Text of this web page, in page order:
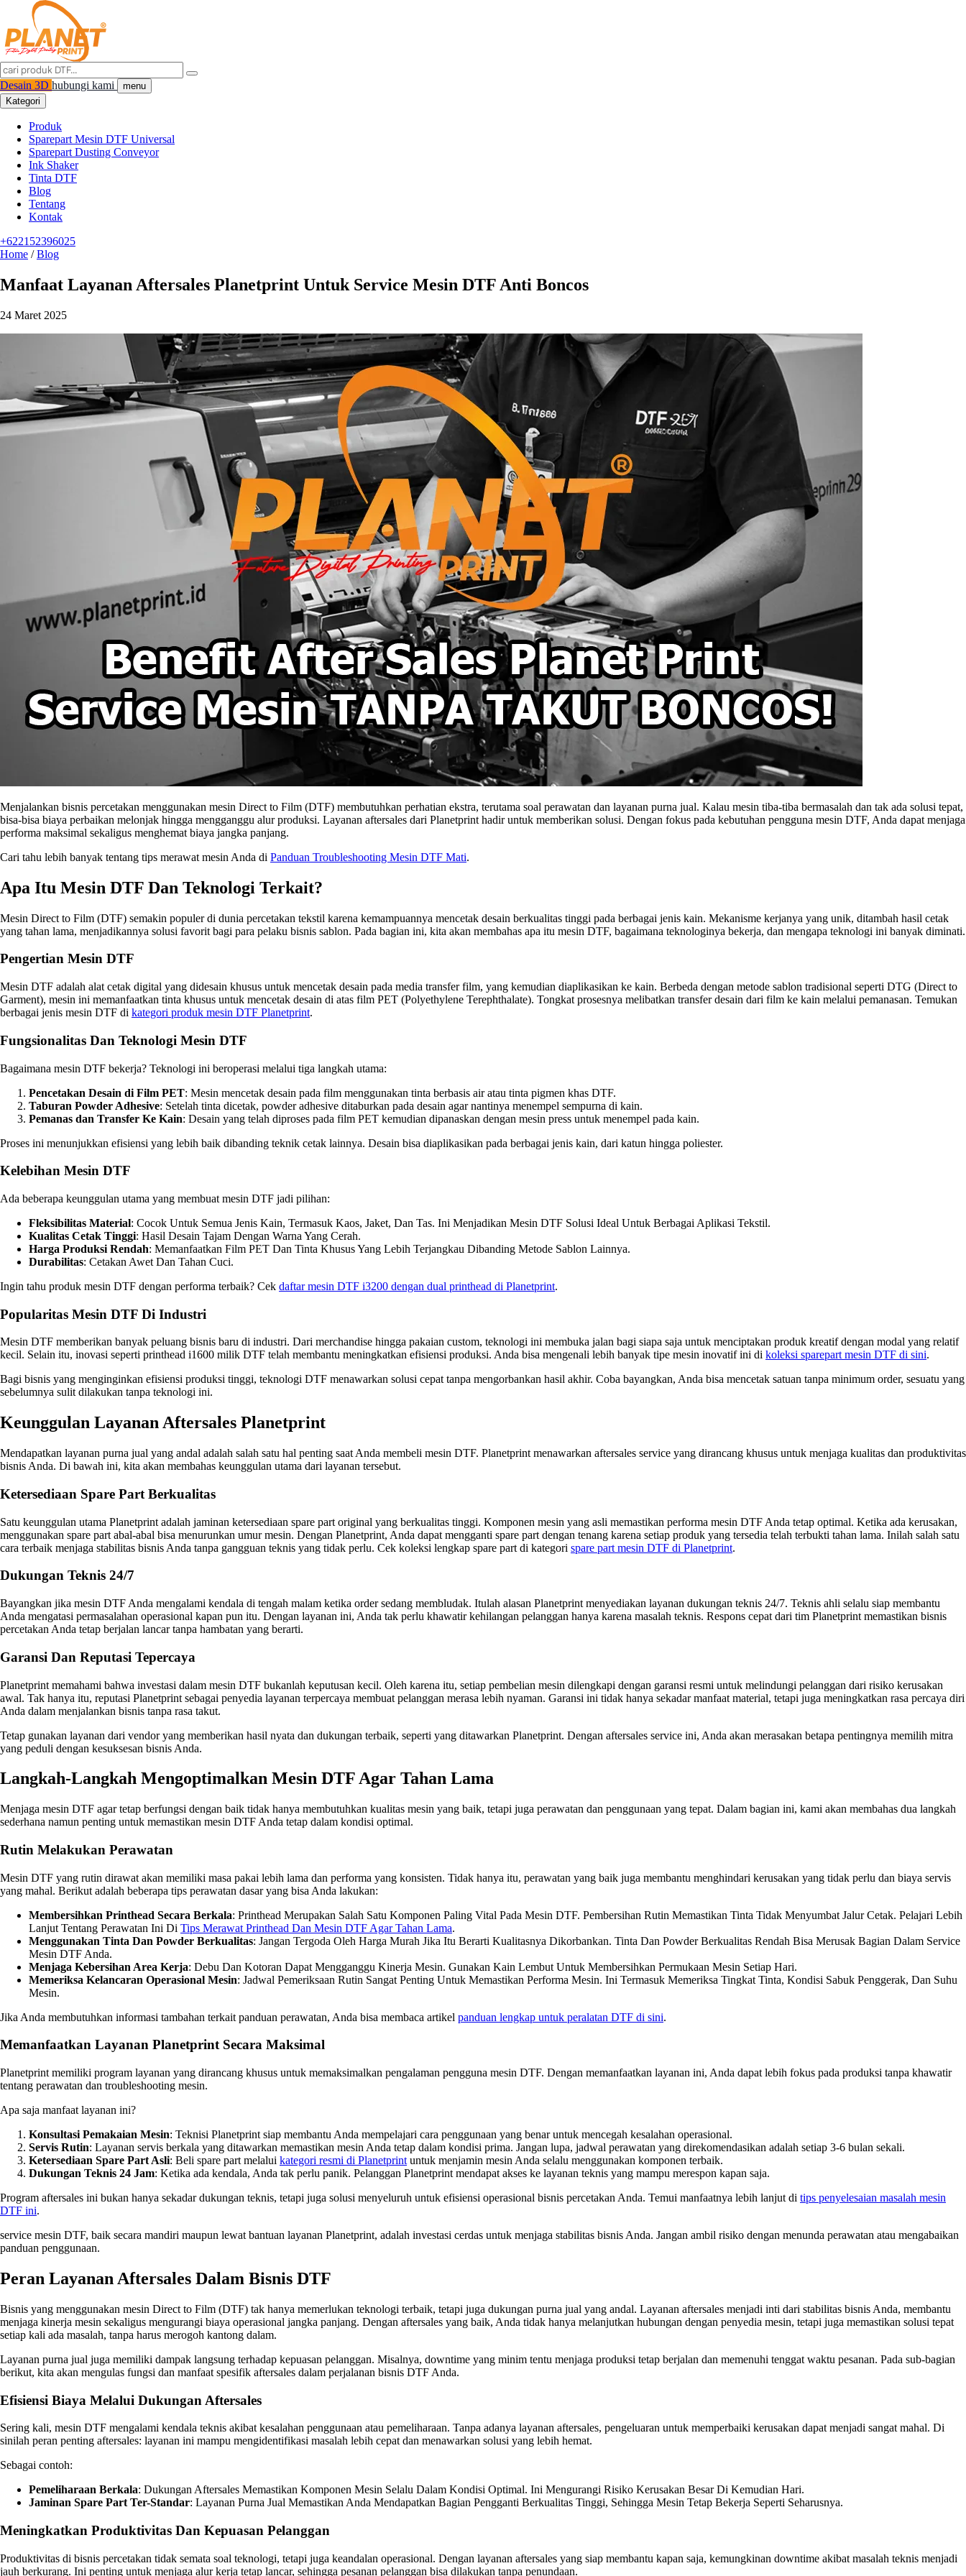
Desain 3D hubungi kami
menu
Kategori
Produk
Sparepart Mesin DTF Universal
Sparepart Dusting Conveyor
Ink Shaker
Tinta DTF
Blog
Tentang
Kontak
+622152396025
Home /Blog
Manfaat Layanan Aftersales Planetprint Untuk Service Mesin DTF Anti Boncos
24 Maret 2025
Menjalankan bisnis percetakan menggunakan mesin Direct to Film (DTF) membutuhkan perhatian ekstra, terutama soal perawatan dan layanan purna jual. Kalau mesin tiba-tiba bermasalah dan tak ada solusi tepat,
bisa-bisa biaya perbaikan melonjak hingga mengganggu alur produksi. Layanan aftersales dari Planetprint hadir untuk memberikan solusi. Dengan fokus pada kebutuhan pengguna mesin DTF, Anda dapat menjaga
performa maksimal sekaligus menghemat biaya jangka panjang.
Cari tahu lebih banyak tentang tips merawat mesin Anda di Panduan Troubleshooting Mesin DTF Mati.
Apa Itu Mesin DTF Dan Teknologi Terkait?
Mesin Direct to Film (DTF) semakin populer di dunia percetakan tekstil karena kemampuannya mencetak desain berkualitas tinggi pada berbagai jenis kain. Mekanisme kerjanya yang unik, ditambah hasil cetak
yang tahan lama, menjadikannya solusi favorit bagi para pelaku bisnis sablon. Pada bagian ini, kita akan membahas apa itu mesin DTF, bagaimana teknologinya bekerja, dan mengapa teknologi ini banyak diminati.
Pengertian Mesin DTF
Mesin DTF adalah alat cetak digital yang didesain khusus untuk mencetak desain pada media transfer film, yang kemudian diaplikasikan ke kain. Berbeda dengan metode sablon tradisional seperti DTG (Direct to
Garment), mesin ini memanfaatkan tinta khusus untuk mencetak desain di atas film PET (Polyethylene Terephthalate). Tongkat prosesnya melibatkan transfer desain dari film ke kain melalui pemanasan. Temukan
berbagai jenis mesin DTF di kategori produk mesin DTF Planetprint.
Fungsionalitas Dan Teknologi Mesin DTF
Bagaimana mesin DTF bekerja? Teknologi ini beroperasi melalui tiga langkah utama:
Pencetakan Desain di Film PET: Mesin mencetak desain pada film menggunakan tinta berbasis air atau tinta pigmen khas DTF.
Taburan Powder Adhesive: Setelah tinta dicetak, powder adhesive ditaburkan pada desain agar nantinya menempel sempurna di kain.
Pemanas dan Transfer Ke Kain: Desain yang telah diproses pada film PET kemudian dipanaskan dengan mesin press untuk menempel pada kain.
Proses ini menunjukkan efisiensi yang lebih baik dibanding teknik cetak lainnya. Desain bisa diaplikasikan pada berbagai jenis kain, dari katun hingga poliester.
Kelebihan Mesin DTF
Ada beberapa keunggulan utama yang membuat mesin DTF jadi pilihan:
Fleksibilitas Material: Cocok Untuk Semua Jenis Kain, Termasuk Kaos, Jaket, Dan Tas. Ini Menjadikan Mesin DTF Solusi Ideal Untuk Berbagai Aplikasi Tekstil.
Kualitas Cetak Tinggi: Hasil Desain Tajam Dengan Warna Yang Cerah.
Harga Produksi Rendah: Memanfaatkan Film PET Dan Tinta Khusus Yang Lebih Terjangkau Dibanding Metode Sablon Lainnya.
Durabilitas: Cetakan Awet Dan Tahan Cuci.
Ingin tahu produk mesin DTF dengan performa terbaik? Cek daftar mesin DTF i3200 dengan dual printhead di Planetprint.
Popularitas Mesin DTF Di Industri
Mesin DTF memberikan banyak peluang bisnis baru di industri. Dari merchandise hingga pakaian custom, teknologi ini membuka jalan bagi siapa saja untuk menciptakan produk kreatif dengan modal yang relatif
kecil. Selain itu, inovasi seperti printhead i1600 milik DTF telah membantu meningkatkan efisiensi produksi. Anda bisa mengenali lebih banyak tipe mesin inovatif ini di koleksi sparepart mesin DTF di sini.
Bagi bisnis yang menginginkan efisiensi produksi tinggi, teknologi DTF menawarkan solusi cepat tanpa mengorbankan hasil akhir. Coba bayangkan, Anda bisa mencetak satuan tanpa minimum order, sesuatu yang
sebelumnya sulit dilakukan tanpa teknologi ini.
Keunggulan Layanan Aftersales Planetprint
Mendapatkan layanan purna jual yang andal adalah salah satu hal penting saat Anda membeli mesin DTF. Planetprint menawarkan aftersales service yang dirancang khusus untuk menjaga kualitas dan produktivitas
bisnis Anda. Di bawah ini, kita akan membahas keunggulan utama dari layanan tersebut.
Ketersediaan Spare Part Berkualitas
Satu keunggulan utama Planetprint adalah jaminan ketersediaan spare part original yang berkualitas tinggi. Komponen mesin yang asli memastikan performa mesin DTF Anda tetap optimal. Ketika ada kerusakan,
menggunakan spare part abal-abal bisa menurunkan umur mesin. Dengan Planetprint, Anda dapat mengganti spare part dengan tenang karena setiap produk yang tersedia telah terbukti tahan lama. Inilah salah satu
cara terbaik menjaga stabilitas bisnis Anda tanpa gangguan teknis yang tidak perlu. Cek koleksi lengkap spare part di kategori spare part mesin DTF di Planetprint.
Dukungan Teknis 24/7
Bayangkan jika mesin DTF Anda mengalami kendala di tengah malam ketika order sedang membludak. Itulah alasan Planetprint menyediakan layanan dukungan teknis 24/7. Teknis ahli selalu siap membantu
Anda mengatasi permasalahan operasional kapan pun itu. Dengan layanan ini, Anda tak perlu khawatir kehilangan pelanggan hanya karena masalah teknis. Respons cepat dari tim Planetprint memastikan bisnis
percetakan Anda tetap berjalan lancar tanpa hambatan yang berarti.
Garansi Dan Reputasi Tepercaya
Planetprint memahami bahwa investasi dalam mesin DTF bukanlah keputusan kecil. Oleh karena itu, setiap pembelian mesin dilengkapi dengan garansi resmi untuk melindungi pelanggan dari risiko kerusakan
awal. Tak hanya itu, reputasi Planetprint sebagai penyedia layanan terpercaya membuat pelanggan merasa lebih nyaman. Garansi ini tidak hanya sekadar manfaat material, tetapi juga meningkatkan rasa percaya diri
Anda dalam menjalankan bisnis tanpa rasa takut.
Tetap gunakan layanan dari vendor yang memberikan hasil nyata dan dukungan terbaik, seperti yang ditawarkan Planetprint. Dengan aftersales service ini, Anda akan merasakan betapa pentingnya memilih mitra
yang peduli dengan kesuksesan bisnis Anda.
Langkah-Langkah Mengoptimalkan Mesin DTF Agar Tahan Lama
Menjaga mesin DTF agar tetap berfungsi dengan baik tidak hanya membutuhkan kualitas mesin yang baik, tetapi juga perawatan dan penggunaan yang tepat. Dalam bagian ini, kami akan membahas dua langkah
sederhana namun penting untuk memastikan mesin DTF Anda tetap dalam kondisi optimal.
Rutin Melakukan Perawatan
Mesin DTF yang rutin dirawat akan memiliki masa pakai lebih lama dan performa yang konsisten. Tidak hanya itu, perawatan yang baik juga membantu menghindari kerusakan yang tidak perlu dan biaya servis
yang mahal. Berikut adalah beberapa tips perawatan dasar yang bisa Anda lakukan:
Membersihkan Printhead Secara Berkala: Printhead Merupakan Salah Satu Komponen Paling Vital Pada Mesin DTF. Pembersihan Rutin Memastikan Tinta Tidak Menyumbat Jalur Cetak. Pelajari Lebih
Lanjut Tentang Perawatan Ini Di Tips Merawat Printhead Dan Mesin DTF Agar Tahan Lama.
Menggunakan Tinta Dan Powder Berkualitas: Jangan Tergoda Oleh Harga Murah Jika Itu Berarti Kualitasnya Dikorbankan. Tinta Dan Powder Berkualitas Rendah Bisa Merusak Bagian Dalam Service
Mesin DTF Anda.
Menjaga Kebersihan Area Kerja: Debu Dan Kotoran Dapat Mengganggu Kinerja Mesin. Gunakan Kain Lembut Untuk Membersihkan Permukaan Mesin Setiap Hari.
Memeriksa Kelancaran Operasional Mesin: Jadwal Pemeriksaan Rutin Sangat Penting Untuk Memastikan Performa Mesin. Ini Termasuk Memeriksa Tingkat Tinta, Kondisi Sabuk Penggerak, Dan Suhu
Mesin.
Jika Anda membutuhkan informasi tambahan terkait panduan perawatan, Anda bisa membaca artikel panduan lengkap untuk peralatan DTF di sini.
Memanfaatkan Layanan Planetprint Secara Maksimal
Planetprint memiliki program layanan yang dirancang khusus untuk memaksimalkan pengalaman pengguna mesin DTF. Dengan memanfaatkan layanan ini, Anda dapat lebih fokus pada produksi tanpa khawatir
tentang perawatan dan troubleshooting mesin.
Apa saja manfaat layanan ini?
Konsultasi Pemakaian Mesin: Teknisi Planetprint siap membantu Anda mempelajari cara penggunaan yang benar untuk mencegah kesalahan operasional.
Servis Rutin: Layanan servis berkala yang ditawarkan memastikan mesin Anda tetap dalam kondisi prima. Jangan lupa, jadwal perawatan yang direkomendasikan adalah setiap 3-6 bulan sekali.
Ketersediaan Spare Part Asli: Beli spare part melalui kategori resmi di Planetprint untuk menjamin mesin Anda selalu menggunakan komponen terbaik.
Dukungan Teknis 24 Jam: Ketika ada kendala, Anda tak perlu panik. Pelanggan Planetprint mendapat akses ke layanan teknis yang mampu merespon kapan saja.
Program aftersales ini bukan hanya sekadar dukungan teknis, tetapi juga solusi menyeluruh untuk efisiensi operasional bisnis percetakan Anda. Temui manfaatnya lebih lanjut di tips penyelesaian masalah mesin
DTF ini.
service mesin DTF, baik secara mandiri maupun lewat bantuan layanan Planetprint, adalah investasi cerdas untuk menjaga stabilitas bisnis Anda. Jangan ambil risiko dengan menunda perawatan atau mengabaikan
panduan penggunaan.
Peran Layanan Aftersales Dalam Bisnis DTF
Bisnis yang menggunakan mesin Direct to Film (DTF) tak hanya memerlukan teknologi terbaik, tetapi juga dukungan purna jual yang andal. Layanan aftersales menjadi inti dari stabilitas bisnis Anda, membantu
menjaga kinerja mesin sekaligus mengurangi biaya operasional jangka panjang. Dengan aftersales yang baik, Anda tidak hanya melanjutkan hubungan dengan penyedia mesin, tetapi juga memastikan solusi tepat
setiap kali ada masalah, tanpa harus merogoh kantong dalam.
Layanan purna jual juga memiliki dampak langsung terhadap kepuasan pelanggan. Misalnya, downtime yang minim tentu menjaga produksi tetap berjalan dan memenuhi tenggat waktu pesanan. Pada sub-bagian
berikut, kita akan mengulas fungsi dan manfaat spesifik aftersales dalam perjalanan bisnis DTF Anda.
Efisiensi Biaya Melalui Dukungan Aftersales
Sering kali, mesin DTF mengalami kendala teknis akibat kesalahan penggunaan atau pemeliharaan. Tanpa adanya layanan aftersales, pengeluaran untuk memperbaiki kerusakan dapat menjadi sangat mahal. Di
sinilah peran penting aftersales: layanan ini mampu mengidentifikasi masalah lebih cepat dan menawarkan solusi yang lebih hemat.
Sebagai contoh:
Pemeliharaan Berkala: Dukungan Aftersales Memastikan Komponen Mesin Selalu Dalam Kondisi Optimal. Ini Mengurangi Risiko Kerusakan Besar Di Kemudian Hari.
Jaminan Spare Part Ter-Standar: Layanan Purna Jual Memastikan Anda Mendapatkan Bagian Pengganti Berkualitas Tinggi, Sehingga Mesin Tetap Bekerja Seperti Seharusnya.
Meningkatkan Produktivitas Dan Kepuasan Pelanggan
Produktivitas di bisnis percetakan tidak semata soal teknologi, tetapi juga keandalan operasional. Dengan layanan aftersales yang siap membantu kapan saja, kemungkinan downtime akibat masalah teknis menjadi
jauh berkurang. Ini penting untuk menjaga alur kerja tetap lancar, sehingga pesanan pelanggan bisa dilakukan tanpa penundaan.